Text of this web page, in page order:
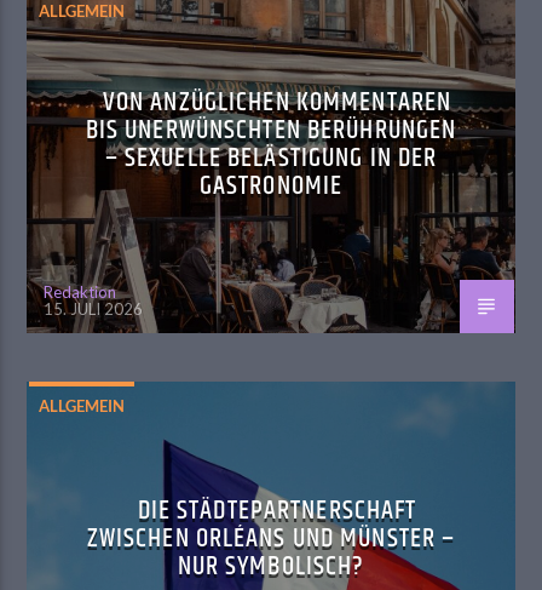
ALLGEMEIN
VON ANZÜGLICHEN KOMMENTAREN
BIS UNERWÜNSCHTEN BERÜHRUNGEN
– SEXUELLE BELÄSTIGUNG IN DER
GASTRONOMIE
Redaktion
15. JULI 2026
ALLGEMEIN
DIE STÄDTEPARTNERSCHAFT
ZWISCHEN ORLÉANS UND MÜNSTER –
NUR SYMBOLISCH?